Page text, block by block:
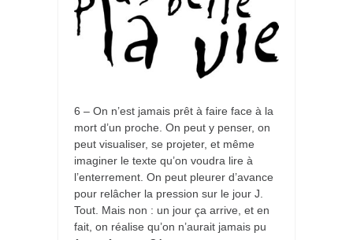
6 – On n’est jamais prêt à faire face à la
mort d’un proche. On peut y penser, on
peut visualiser, se projeter, et même
imaginer le texte qu’on voudra lire à
l’enterrement. On peut pleurer d’avance
pour relâcher la pression sur le jour J.
Tout. Mais non : un jour ça arrive, et en
fait, on réalise qu’on n’aurait jamais pu